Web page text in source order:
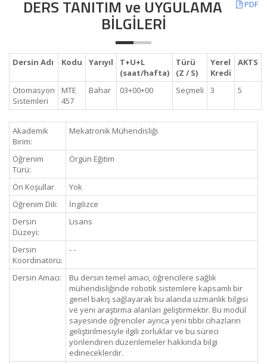
PDF
DERS TANITIM ve UYGULAMA
BİLGİLERİ
Dersin Adı Kodu Yarıyıl
T+U+L
(saat/hafta)
Türü
(Z / S)
Yerel
Kredi
AKTS
Otomasyon
Sistemleri
MTE
457
Bahar 03+00+00 Seçmeli 3 5
Akademik
Birim:
Mekatronik Mühendisliği
Öğrenim
Türü:
Örgün Eğitim
Ön Koşullar
Yok
Öğrenim Dili:
İngilizce
Dersin
Düzeyi:
Lisans
Dersin
Koordinatörü:
- -
Dersin Amacı:
Bu dersin temel amacı, öğrencilere sağlık
mühendisliğinde robotik sistemlere kapsamlı bir
genel bakış sağlayarak bu alanda uzmanlık bilgisi
ve yeni araştırma alanları geliştirmektir. Bu modül
sayesinde öğrenciler ayrıca yeni tıbbi cihazların
geliştirilmesiyle ilgili zorluklar ve bu süreci
yönlendiren düzenlemeler hakkında bilgi
edineceklerdir.